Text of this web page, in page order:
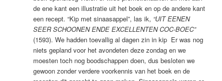
de ene kant een illustratie uit het boek en op de andere kant
een recept. “Kip met sinaasappel”, las ik, “UIT EENEN
SEER SCHOONEN ENDE EXCELLENTEN COC-BOEC”
(1593). We hadden toevallig al dagen zin in kip Er was nog
niets gepland voor het avondeten deze zondag en we
moesten toch nog boodschappen doen, dus besloten we
gewoon zonder verdere voorkennis van het boek en de